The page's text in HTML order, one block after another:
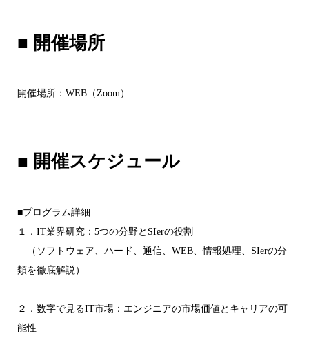
■ 開催場所
開催場所：WEB（Zoom）
■ 開催スケジュール
■プログラム詳細
１．IT業界研究：5つの分野とSIerの役割
（ソフトウェア、ハード、通信、WEB、情報処理、SIerの分
類を徹底解説）
２．数字で見るIT市場：エンジニアの市場価値とキャリアの可
能性